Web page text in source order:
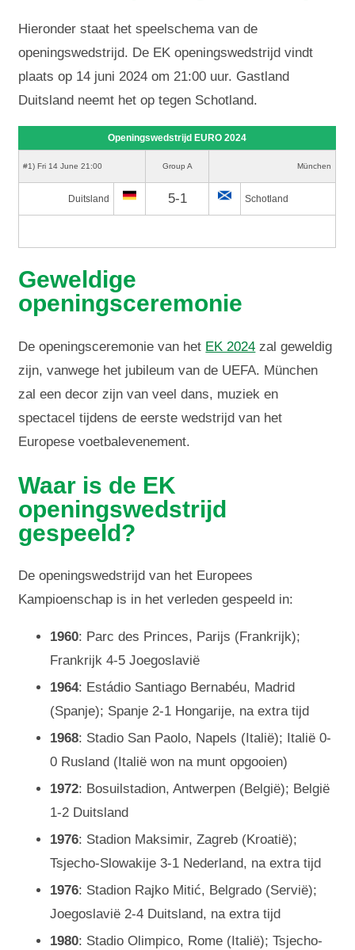
Hieronder staat het speelschema van de
openingswedstrijd. De EK openingswedstrijd vindt
plaats op 14 juni 2024 om 21:00 uur. Gastland
Duitsland neemt het op tegen Schotland.
Openingswedstrijd EURO 2024
#1) Fri 14 June 21:00 Group A München
Duitsland 5-1 Schotland
Geweldige
openingsceremonie
De openingsceremonie van het EK 2024 zal geweldig
zijn, vanwege het jubileum van de UEFA. München
zal een decor zijn van veel dans, muziek en
spectacel tijdens de eerste wedstrijd van het
Europese voetbalevenement.
Waar is de EK
openingswedstrijd
gespeeld?
De openingswedstrijd van het Europees
Kampioenschap is in het verleden gespeeld in:
1960: Parc des Princes, Parijs (Frankrijk);
Frankrijk 4-5 Joegoslavië
1964: Estádio Santiago Bernabéu, Madrid
(Spanje); Spanje 2-1 Hongarije, na extra tijd
1968: Stadio San Paolo, Napels (Italië); Italië 0-
0 Rusland (Italië won na munt opgooien)
1972: Bosuilstadion, Antwerpen (België); België
1-2 Duitsland
1976: Stadion Maksimir, Zagreb (Kroatië);
Tsjecho-Slowakije 3-1 Nederland, na extra tijd
1976: Stadion Rajko Mitić, Belgrado (Servië);
Joegoslavië 2-4 Duitsland, na extra tijd
1980: Stadio Olimpico, Rome (Italië); Tsjecho-